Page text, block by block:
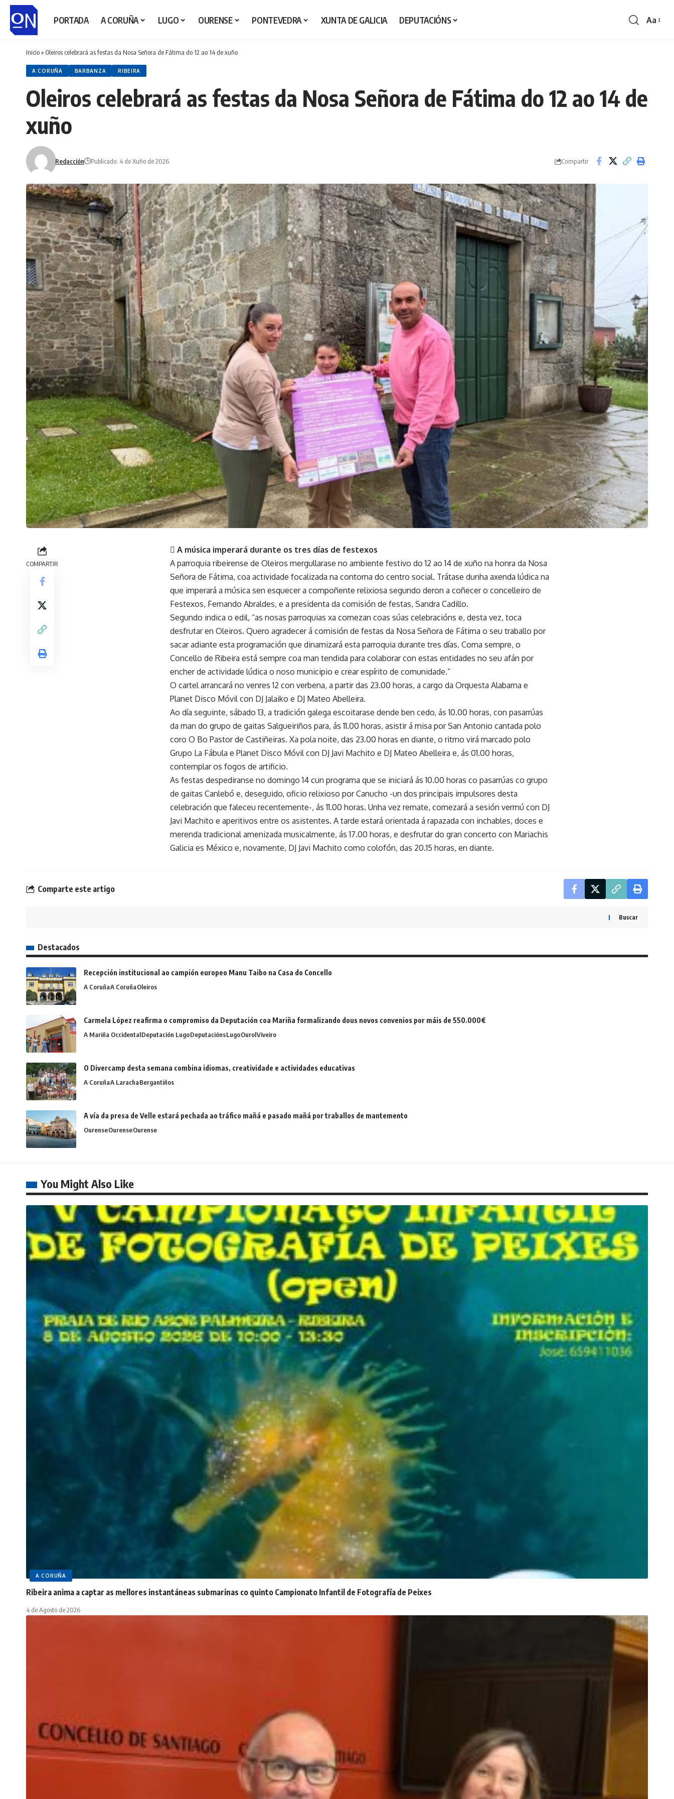
PORTADA A CORUÑA LUGO OURENSE PONTEVEDRA XUNTA DE GALICIA DEPUTACIÓNS Aa
Inicio» Oleiros celebrará as festas da Nosa Señora de Fátima do 12 ao 14 de xuño
A CORUÑA BARBANZA RIBEIRA
Oleiros celebrará as festas da Nosa Señora de Fátima do 12 ao 14 de
xuño
Redacción Publicado: 4 de Xuño de 2026 Compartir
COMPARTIR
 A música imperará durante os tres días de festexos
A parroquia ribeirense de Oleiros mergullarase no ambiente festivo do 12 ao 14 de xuño na honra da Nosa
Señora de Fátima, coa actividade focalizada na contorna do centro social. Trátase dunha axenda lúdica na
que imperará a música sen esquecer a compoñente relixiosa segundo deron a coñecer o concelleiro de
Festexos, Fernando Abraldes, e a presidenta da comisión de festas, Sandra Cadillo.
Segundo indica o edil, “as nosas parroquias xa comezan coas súas celebracións e, desta vez, toca
desfrutar en Oleiros. Quero agradecer á comisión de festas da Nosa Señora de Fátima o seu traballo por
sacar adiante esta programación que dinamizará esta parroquia durante tres días. Coma sempre, o
Concello de Ribeira está sempre coa man tendida para colaborar con estas entidades no seu afán por
encher de actividade lúdica o noso municipio e crear espírito de comunidade.”
O cartel arrancará no venres 12 con verbena, a partir das 23.00 horas, a cargo da Orquesta Alabama e
Planet Disco Móvil con DJ Jalaiko e DJ Mateo Abelleira.
Ao día seguinte, sábado 13, a tradición galega escoitarase dende ben cedo, ás 10.00 horas, con pasarrúas
da man do grupo de gaitas Salgueiriños para, ás 11.00 horas, asistir á misa por San Antonio cantada polo
coro O Bo Pastor de Castiñeiras. Xa pola noite, das 23.00 horas en diante, o ritmo virá marcado polo
Grupo La Fábula e Planet Disco Móvil con DJ Javi Machito e DJ Mateo Abelleira e, ás 01.00 horas,
contemplar os fogos de artificio.
As festas despediranse no domingo 14 cun programa que se iniciará ás 10.00 horas co pasarrúas co grupo
de gaitas Canlebó e, deseguido, oficio relixioso por Canucho -un dos principais impulsores desta
celebración que faleceu recentemente-, ás 11.00 horas. Unha vez remate, comezará a sesión vermú con DJ
Javi Machito e aperitivos entre os asistentes. A tarde estará orientada á rapazada con inchables, doces e
merenda tradicional amenizada musicalmente, ás 17.00 horas, e desfrutar do gran concerto con Mariachis
Galicia es México e, novamente, DJ Javi Machito como colofón, das 20.15 horas, en diante.
Comparte este artigo
Buscar
Destacados
Recepción institucional ao campión europeo Manu Taibo na Casa do Concello
A CoruñaA CoruñaOleiros
Carmela López reafirma o compromiso da Deputación coa Mariña formalizando dous novos convenios por máis de 550.000€
A Mariña OccidentalDeputación LugoDeputaciónsLugoOurolViveiro
O Divercamp desta semana combina idiomas, creatividade e actividades educativas
A CoruñaA LarachaBergantiños
A vía da presa de Velle estará pechada ao tráfico mañá e pasado mañá por traballos de mantemento
OurenseOurenseOurense
You Might Also Like
A CORUÑA
Ribeira anima a captar as mellores instantáneas submarinas co quinto Campionato Infantil de Fotografía de Peixes
4 de Agosto de 2026